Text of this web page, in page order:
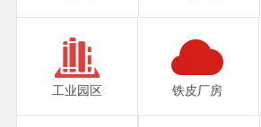
工业园区 铁皮厂房